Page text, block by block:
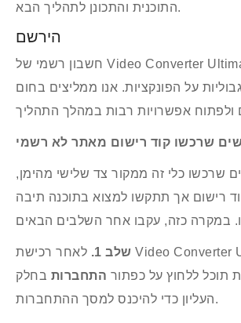
יוצר תלת מימד
גוזם וידאו
מיזוג וידאו
AI Vocal Remover
AI Vocal Isolator
סרטון קרופר
בקר מהירות וידאו
מאיץ נפח
התוכנית והתכונן לתהליך הבא.
הירשם
חשבון רשמי של Video Converter Ultimate מובטח עם
על הפונקציות. אנו ממליצים בחום
שרכשו כלי זה ממקור צד שלישי מהימן,
רישום אך תתקשו למצוא בתוכנה תיבה
שלב 1.
לאחר רכישת Video Converter Ultimate תקבל
תוכל ללחוץ על כפתור התחברות בחלק
העליון כדי להיכנס למסך ההתחברות.